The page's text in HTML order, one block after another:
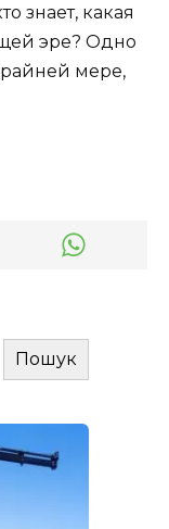
знает, какая
эре? Одно
мере,
Пошук